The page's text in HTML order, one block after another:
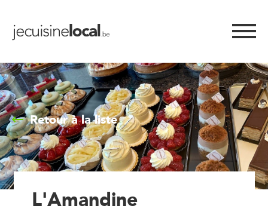
Retour à la liste
L'Amandine